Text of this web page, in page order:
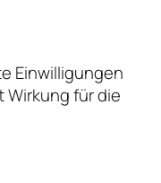
Einwilligungen
Wirkung für die